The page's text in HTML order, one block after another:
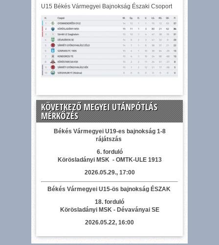
U15 Békés Vármegyei Bajnokság Északi Csoport
KÖVETKEZŐ MEGYEI UTÁNPÓTLÁS
MÉRKŐZÉS
Békés Vármegyei U19-es bajnokság 1-8
rájátszás
6. forduló
Körösladányi MSK - OMTK-ULE 1913
2026.05.29., 17:00
Békés Vármegyei U15-ös bajnokság ÉSZAK
18. forduló
Körösladányi MSK - Dévaványai SE
2026.05.22, 16:00